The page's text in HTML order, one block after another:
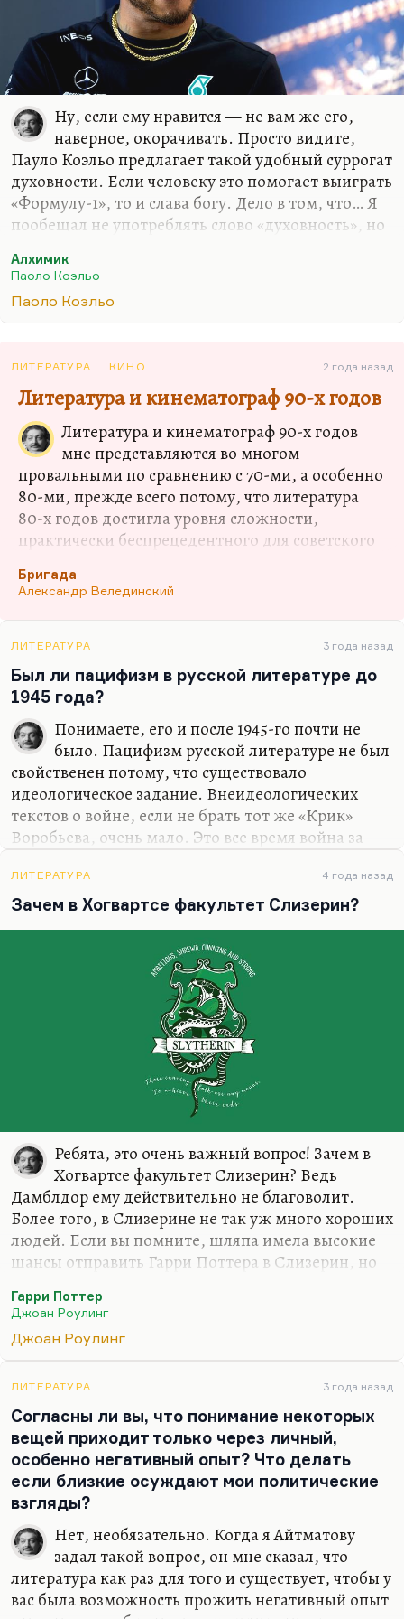
Ну, если ему нравится — не вам же его,
наверное, окорачивать. Просто видите,
Пауло Коэльо предлагает такой удобный суррогат
духовности. Если человеку это помогает выиграть
«Формулу-1», то и слава богу. Дело в том, что… Я
пообещал не употреблять слово «духовность», но
Пауло Коэльо — это предельно упрощенная
такая доступная ее формула, такая
Видите, это вечный нескончаемый мой спор с
матерью. Мать считает, что детям полезно читать
даже плохую литературу, потому что, читая ее
постепенно, они приобщаются к чтению, это
входит в…
Алхимик
Паоло Коэльо
Паоло Коэльо
ЛИТЕРАТУРА КИНО 2 года назад
Литература и кинематограф 90-х годов
Литература и кинематограф 90-х годов
мне представляются во многом
провальными по сравнению с 70-ми, а особенно
80-ми, прежде всего потому, что литература
80-х годов достигла уровня сложности,
практически беспрецедентного для советского
шифроваться, она подошла к реально сложным
проблемам. Она немножко засахарилась, как
всякое засахаренное варенье, но она при этом,
как, скажем, «Свидание с Бонапартом»
Окуджавы, как «Исчезновение» Трифонова,
научилась говорить о главном в советской
истории не столько эзоповым языком, сколько с
помощь тонкой системы умолчаний. В 90-е
годы все это рухнуло, и у меня было ощущение
сложнейшей стоящей на доске комбинации,…
Бригада
Александр Велединский
ЛИТЕРАТУРА 3 года назад
Был ли пацифизм в русской литературе до
1945 года?
Понимаете, его и после 1945-го почти не
было. Пацифизм русской литературе не был
свойственен потому, что существовало
идеологическое задание. Внеидеологических
текстов о войне, если не брать тот же «Крик»
Воробьева, очень мало. Это все время война за
геополитическую, что важно, а идеологическую.
Поэтому какой же тут пацифизм? Окуджаву
всегда ругали за пацифизм. Именно поэтому
экзистенциальной прозы о войне, прозы о
природе войны, о сути войны у нас написано
очень мало. И великая военная литература у нас
насчитывает десяток-другой текстов, авторов.
Текстов много, авторов мало. Василь
Владимирович Быков, Василий Семенович
Гроссман, разумеется, военные…
ЛИТЕРАТУРА 4 года назад
Зачем в Хогвартсе факультет Слизерин?
Ребята, это очень важный вопрос! Зачем в
Хогвартсе факультет Слизерин? Ведь
Дамблдор ему действительно не благоволит.
Более того, в Слизерине не так уж много хороших
людей. Если вы помните, шляпа имела высокие
шансы отправить Гарри Поттера в Слизерин, но
вообще Слизерин, невзирая на ту слизь, которая
там слышится? Что это такое? Видимо, Роулинг
хочет сказать (а у неё вообще очень много таких
гарантирует добра; и, более того, очень часто для
магии нужны те душевные качества, которые
представлены в Слизерине довольно ярко. Я не
такой фанат романа, и я не настолько помню его,
все эти прекрасных семь томов, но,…
Гарри Поттер
Джоан Роулинг
Джоан Роулинг
ЛИТЕРАТУРА 3 года назад
Согласны ли вы, что понимание некоторых
вещей приходит только через личный,
особенно негативный опыт? Что делать
если близкие осуждают мои политические
взгляды?
Нет, необязательно. Когда я Айтматову
задал такой вопрос, он мне сказал, что
литература как раз для того и существует, чтобы у
вас была возможность прожить негативный опыт